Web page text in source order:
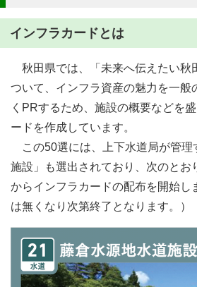
インフラカードとは
秋田県では、「未来へ伝えたい秋
ついて、インフラ資産の魅力を一般
くPRするため、施設の概要などを
ードを作成しています。
この50選には、上下水道局が管理
施設」も選出されており、次のとお
からインフラカードの配布を開始し
は無くなり次第終了となります。）